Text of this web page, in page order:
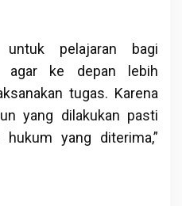
pelajaran bagi
agar ke depan lebih
tugas. Karena
yang dilakukan pasti
yang diterima,”